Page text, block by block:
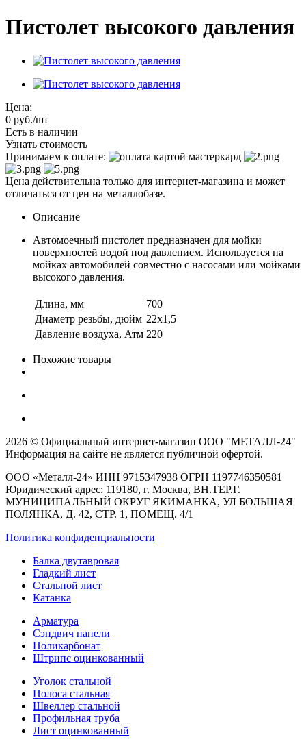
Пистолет высокого давления
Цена:
0 руб./шт
Есть в наличии
Узнать стоимость
Принимаем к оплате:
Цена действительна только для интернет-магазина и может
отличаться от цен на металлобазе.
Описание
Автомоечный пистолет предназначен для мойки
поверхностей водой под давлением. Используется на
мойках автомобилей совместно с насосами или мойками
высокого давления.
Длина, мм
700
Диаметр резьбы, дюйм 22x1,5
Давление воздуха, Атм 220
Похожие товары
2026 © Официальный интернет-магазин ООО "МЕТАЛЛ-24"
Информация на сайте не является публичной офертой.
ООО «Металл-24» ИНН 9715347938 ОГРН 1197746350581
Юридический адрес: 119180, г. Москва, ВН.ТЕР.Г.
МУНИЦИПАЛЬНЫЙ ОКРУГ ЯКИМАНКА, УЛ БОЛЬШАЯ
ПОЛЯНКА, Д. 42, СТР. 1, ПОМЕЩ. 4/1
Политика конфиденциальности
Балка двутавровая
Гладкий лист
Стальной лист
Катанка
Арматура
Сэндвич панели
Поликарбонат
Штрипс оцинкованный
Уголок стальной
Полоса стальная
Швеллер стальной
Профильная труба
Лист оцинкованный